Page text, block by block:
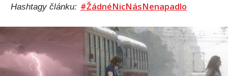
Hashtagy článku: #ŽádnéNicNásNenapadlo